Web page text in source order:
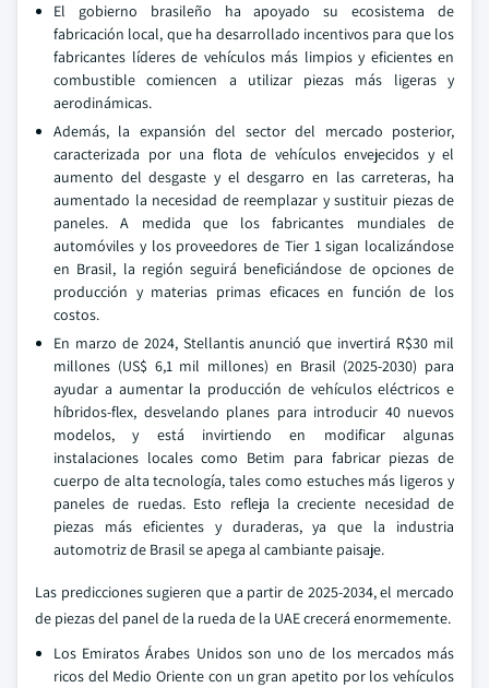
El gobierno brasileño ha apoyado su ecosistema de
fabricación local, que ha desarrollado incentivos para que los
fabricantes líderes de vehículos más limpios y eficientes en
combustible comiencen a utilizar piezas más ligeras y
aerodinámicas.
Además, la expansión del sector del mercado posterior,
caracterizada por una flota de vehículos envejecidos y el
aumento del desgaste y el desgarro en las carreteras, ha
aumentado la necesidad de reemplazar y sustituir piezas de
paneles. A medida que los fabricantes mundiales de
automóviles y los proveedores de Tier 1 sigan localizándose
en Brasil, la región seguirá beneficiándose de opciones de
producción y materias primas eficaces en función de los
costos.
En marzo de 2024, Stellantis anunció que invertirá R$30 mil
millones (US$ 6,1 mil millones) en Brasil (2025-2030) para
ayudar a aumentar la producción de vehículos eléctricos e
híbridos-flex, desvelando planes para introducir 40 nuevos
modelos, y está invirtiendo en modificar algunas
instalaciones locales como Betim para fabricar piezas de
cuerpo de alta tecnología, tales como estuches más ligeros y
paneles de ruedas. Esto refleja la creciente necesidad de
piezas más eficientes y duraderas, ya que la industria
automotriz de Brasil se apega al cambiante paisaje.
Las predicciones sugieren que a partir de 2025-2034, el mercado
de piezas del panel de la rueda de la UAE crecerá enormemente.
Los Emiratos Árabes Unidos son uno de los mercados más
ricos del Medio Oriente con un gran apetito por los vehículos